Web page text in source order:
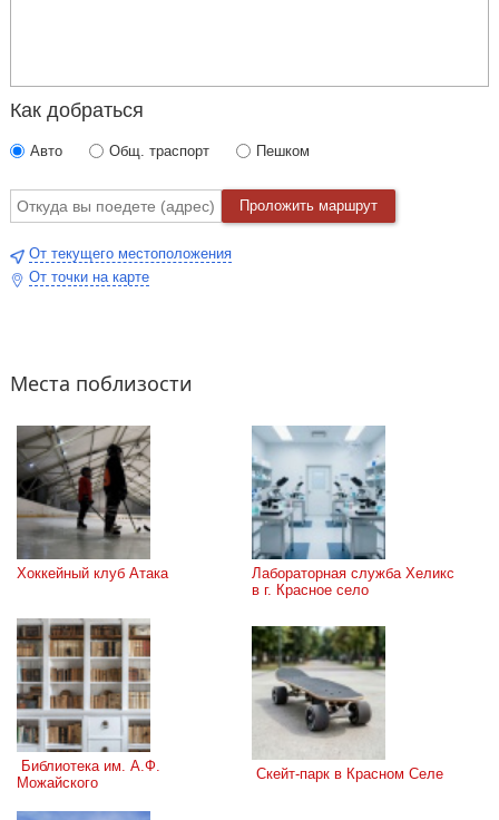
Как добраться
Авто Общ. траспорт Пешком
Проложить маршрут
От текущего местоположения
От точки на карте
Места поблизости
Хоккейный клуб Атака
Лабораторная служба Хеликс
в г. Красное село
Можайского
Скейт-парк в Красном Селе